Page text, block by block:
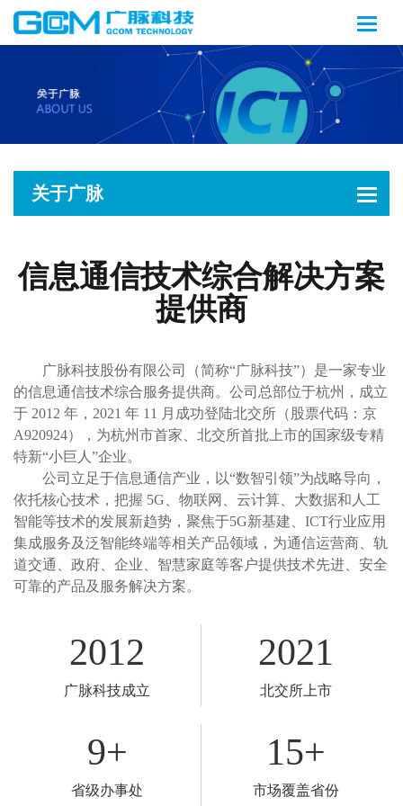
关于广脉
信息通信技术综合解决方案
提供商
广脉科技股份有限公司（简称“广脉科技”）是一家专业
的信息通信技术综合服务提供商。公司总部位于杭州，成立
于 2012 年，2021 年 11 月成功登陆北交所（股票代码：京
A920924），为杭州市首家、北交所首批上市的国家级专精
特新“小巨人”企业。
公司立足于信息通信产业，以“数智引领”为战略导向，
依托核心技术，把握 5G、物联网、云计算、大数据和人工
智能等技术的发展新趋势，聚焦于5G新基建、ICT行业应用
集成服务及泛智能终端等相关产品领域，为通信运营商、轨
道交通、政府、企业、智慧家庭等客户提供技术先进、安全
可靠的产品及服务解决方案。
2012
广脉科技成立
2021
北交所上市
9+
省级办事处
15+
市场覆盖省份